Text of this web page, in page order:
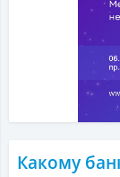
Какому